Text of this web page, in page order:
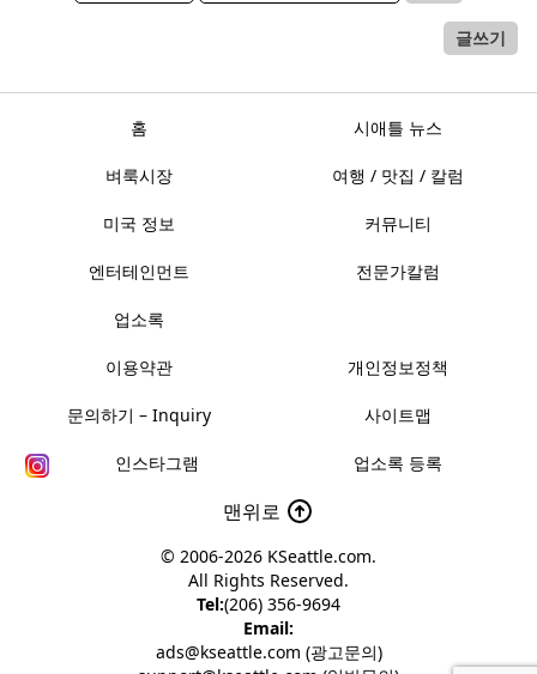
글쓰기
홈 시애틀 뉴스
벼룩시장 여행 / 맛집 / 칼럼
미국 정보 커뮤니티
엔터테인먼트 전문가칼럼
업소록
이용약관 개인정보정책
문의하기 – Inquiry 사이트맵
인스타그램 업소록 등록
맨위로
© 2006-2026 KSeattle.com.
All Rights Reserved.
Tel:(206) 356-9694
Email:
ads@kseattle.com (광고문의)